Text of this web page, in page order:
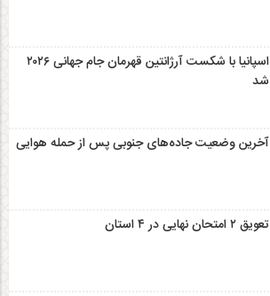
اسپانیا با شکست آرژانتین قهرمان جام جهانی ۲۰۲۶
شد
آخرین وضعیت جاده‌های جنوبی پس از حمله هوایی
تعویق ۲ امتحان نهایی در ۴ استان